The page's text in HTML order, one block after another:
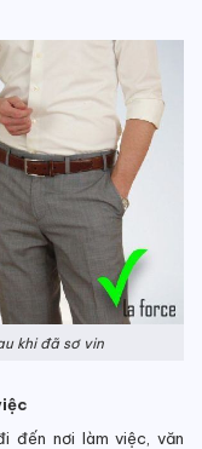
khi đã sơ vin
đến nơi làm việc, văn